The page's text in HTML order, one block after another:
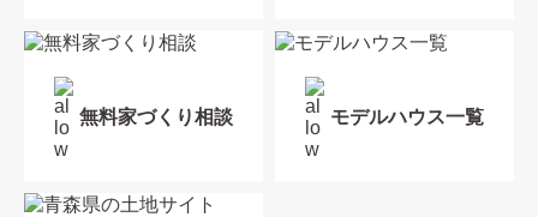
無料家づくり相談 モデルハウス一覧